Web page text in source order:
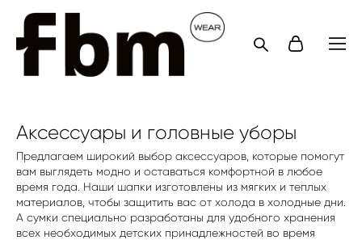
Аксессуары и головные уборы
Предлагаем широкий выбор аксессуаров, которые помогут
вам выглядеть модно и оставаться комфортной в любое
время года. Наши шапки изготовлены из мягких и теплых
материалов, чтобы защитить вас от холода в холодные дни.
А сумки специально разработаны для удобного хранения
всех необходимых детских принадлежностей во время